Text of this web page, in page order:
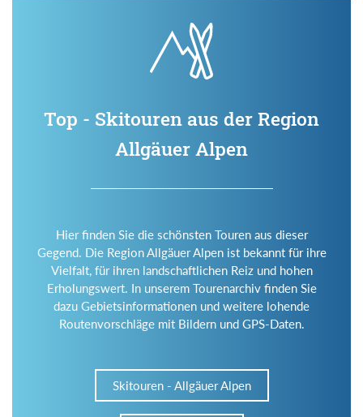
Top - Skitouren aus der Region
Allgäuer Alpen
Hier finden Sie die schönsten Touren aus dieser
Gegend. Die Region Allgäuer Alpen ist bekannt für ihre
Vielfalt, für ihren landschaftlichen Reiz und hohen
Erholungswert. In unserem Tourenarchiv finden Sie
dazu Gebietsinformationen und weitere lohende
Routenvorschläge mit Bildern und GPS-Daten.
Skitouren - Allgäuer Alpen